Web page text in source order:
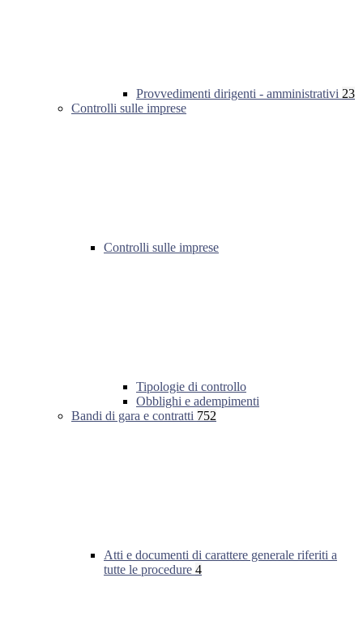
Provvedimenti dirigenti - amministrativi 23
Controlli sulle imprese
Controlli sulle imprese
Tipologie di controllo
Obblighi e adempimenti
Bandi di gara e contratti 752
Atti e documenti di carattere generale riferiti a
tutte le procedure 4